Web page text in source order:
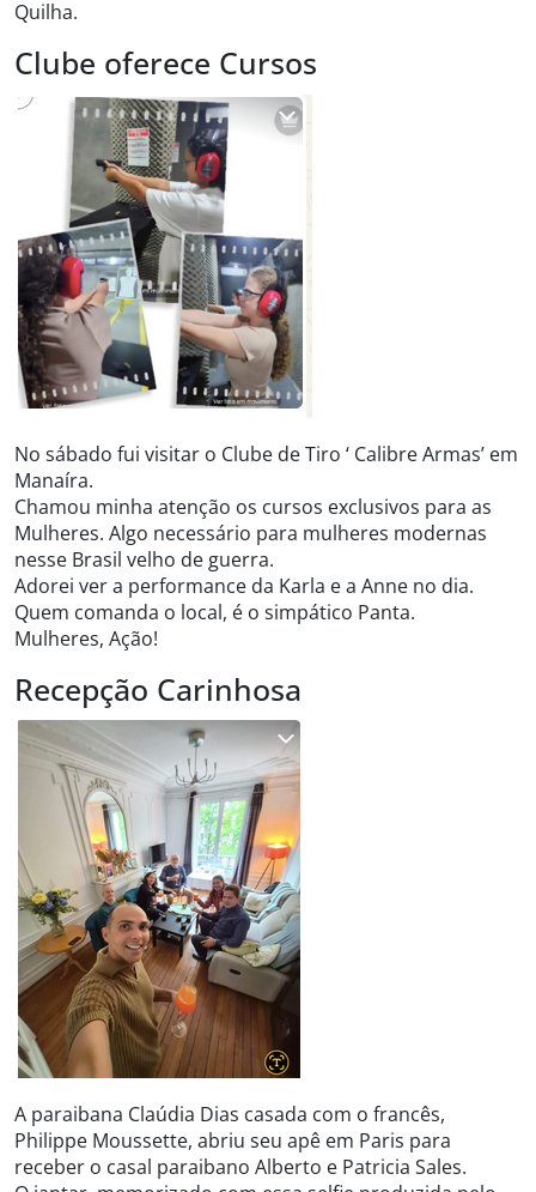
Quilha.
Clube oferece Cursos
No sábado fui visitar o Clube de Tiro ‘ Calibre Armas’ em
Manaíra.
Chamou minha atenção os cursos exclusivos para as
Mulheres. Algo necessário para mulheres modernas
nesse Brasil velho de guerra.
Adorei ver a performance da Karla e a Anne no dia.
Quem comanda o local, é o simpático Panta.
Mulheres, Ação!
Recepção Carinhosa
A paraibana Claúdia Dias casada com o francês,
Philippe Moussette, abriu seu apê em Paris para
receber o casal paraibano Alberto e Patricia Sales.